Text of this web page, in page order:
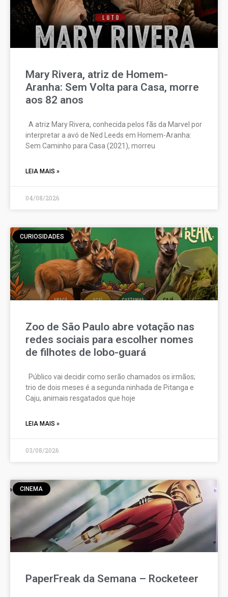
Mary Rivera, atriz de Homem-
Aranha: Sem Volta para Casa, morre
aos 82 anos
A atriz Mary Rivera, conhecida pelos fãs da Marvel por
interpretar a avó de Ned Leeds em Homem-Aranha:
Sem Caminho para Casa (2021), morreu
LEIA MAIS »
04/08/2026
CURIOSIDADES
Zoo de São Paulo abre votação nas
redes sociais para escolher nomes
de filhotes de lobo-guará
Público vai decidir como serão chamados os irmãos;
trio de dois meses é a segunda ninhada de Pitanga e
Caju, animais resgatados que hoje
LEIA MAIS »
03/08/2026
CINEMA
PaperFreak da Semana – Rocketeer